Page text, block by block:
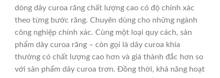
dòng dây curoa răng chất lượng cao có độ chính xác
theo từng bước răng. Chuyên dùng cho những ngành
công nghiệp chính xác. Cùng một loại quy cách, sản
phẩm dây curoa răng – còn gọi là dây curoa khía
thường có chất lượng cao hơn và giá thành đắc hơn so
với sản phẩm dây curoa trơn. Đồng thời, khả năng hoạt